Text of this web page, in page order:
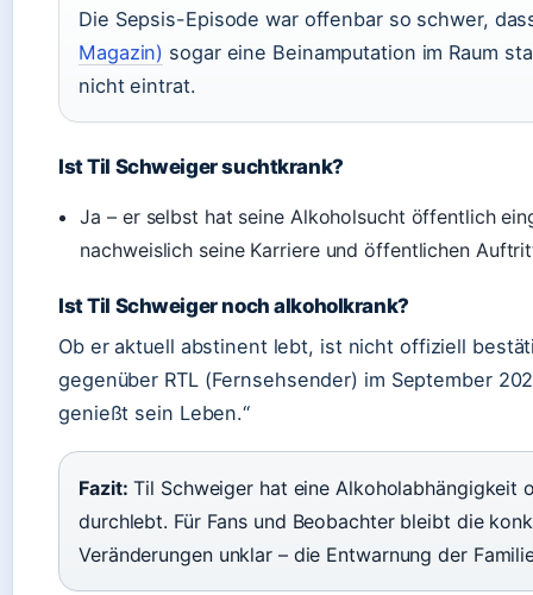
Die Sepsis-Episode war offenbar so schwer,
Magazin) sogar eine Beinamputation im Raum
nicht eintrat.
Ist Til Schweiger suchtkrank?
Ja – er selbst hat seine Alkoholsucht öffentlich
nachweislich seine Karriere und öffentlichen
Ist Til Schweiger noch alkoholkrank?
Ob er aktuell abstinent lebt, ist nicht offiziell
gegenüber RTL (Fernsehsender) im September
genießt sein Leben.“
Fazit: Til Schweiger hat eine Alkoholabhängigkeit
durchlebt. Für Fans und Beobachter bleibt die
Veränderungen unklar – die Entwarnung der